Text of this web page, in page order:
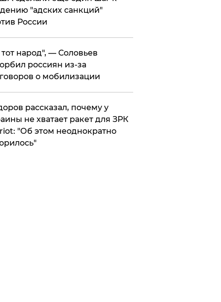
"адских санкций"
России
народ", — Соловьев
россиян из-за
о мобилизации
рассказал, почему у
не хватает ракет для ЗРК
"Об этом неоднократно